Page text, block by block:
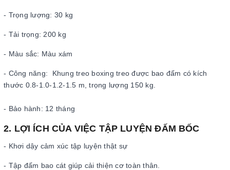
- Trọng lượng: 30 kg
- Tải trọng: 200 kg
- Màu sắc: Màu xám
- Công năng: Khung treo boxing treo được bao đấm có kích
thước 0.8-1.0-1.2-1.5 m, trọng lượng 150 kg.
- Bảo hành: 12 tháng
2. LỢI ÍCH CỦA VIỆC TẬP LUYỆN ĐẤM BỐC
- Khơi dậy cảm xúc tập luyện thật sự
- Tập đấm bao cát giúp cải thiện cơ toàn thân.